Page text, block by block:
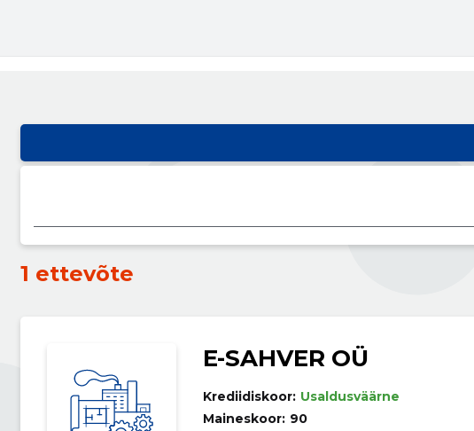
1 ettevõte
E-SAHVER OÜ
Krediidiskoor: Usaldusväärne
Maineskoor: 90